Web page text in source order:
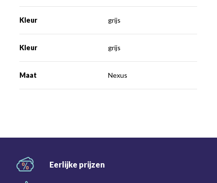
Kleur grijs
Kleur grijs
Maat Nexus
Eerlijke prijzen